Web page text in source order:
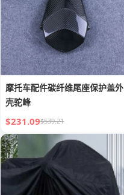
摩托车配件碳纤维尾座保护盖外
壳驼峰
$231.09$539.21